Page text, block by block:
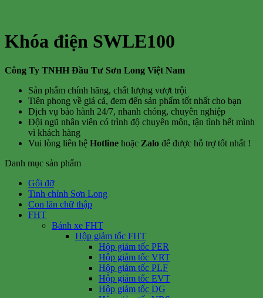
Khóa điện SWLE100
Công Ty TNHH Đầu Tư Sơn Long Việt Nam
Sản phẩm chính hãng, chất lượng vượt trội
Tiên phong về giá cả, đem đến sản phẩm tốt nhất cho bạn
Dịch vụ bảo hành 24/7, nhanh chóng, chuyên nghiệp
Đội ngũ nhân viên có trình độ chuyên môn, tận tình hết mình
vì khách hàng
Vui lòng liên hệ Hotline hoặc Zalo để được hỗ trợ tốt nhất !
Danh mục sản phẩm
Gối đỡ
Tinh chỉnh Sơn Long
Con lăn chữ thập
FHT
Bánh xe FHT
Hộp giảm tốc FHT
Hộp giảm tốc PER
Hộp giảm tốc VRT
Hộp giảm tốc PLF
Hộp giảm tốc EVT
Hộp giảm tốc DG